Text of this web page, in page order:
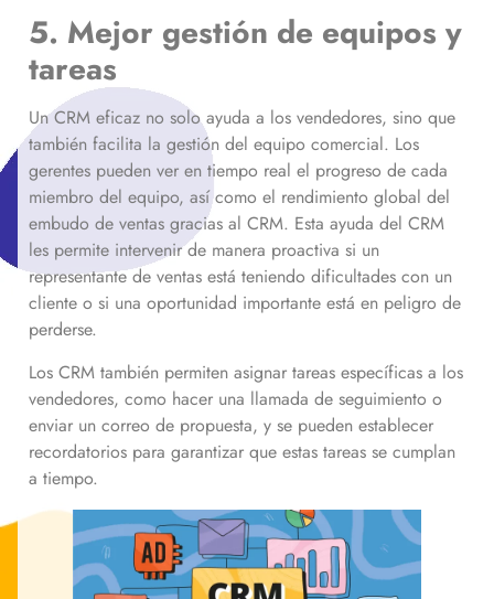
5. Mejor gestión de equipos y
tareas
Un CRM eficaz no solo ayuda a los vendedores, sino que
también facilita la gestión del equipo comercial. Los
gerentes pueden ver en tiempo real el progreso de cada
miembro del equipo, así como el rendimiento global del
embudo de ventas gracias al CRM. Esta ayuda del CRM
les permite intervenir de manera proactiva si un
representante de ventas está teniendo dificultades con un
cliente o si una oportunidad importante está en peligro de
perderse.
Los CRM también permiten asignar tareas específicas a los
vendedores, como hacer una llamada de seguimiento o
enviar un correo de propuesta, y se pueden establecer
recordatorios para garantizar que estas tareas se cumplan
a tiempo.